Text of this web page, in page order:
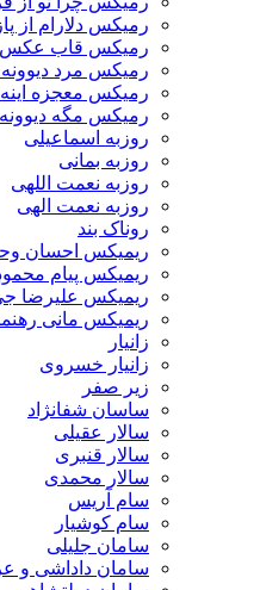
رمیکس دلارام از
رمیکس قاب عکس
رمیکس مرد
رمیکس معجزه
رمیکس مگه
روزبه اسماعیلی
روزبه بمانی
روزبه نعمت اللهی
روزبه نعمت الهی
روناک بند
ریمیکس احسان
ریمیکس پیام
ریمیکس علیرضا
ریمیکس مانی
زانیار
زانیار خسروی
زیر صفر
ساسان شفانژاد
سالار عقیلی
سالار قنبری
سالار محمدی
سام آریس
سام کوشیار
سامان جلیلی
سامان داداشی و